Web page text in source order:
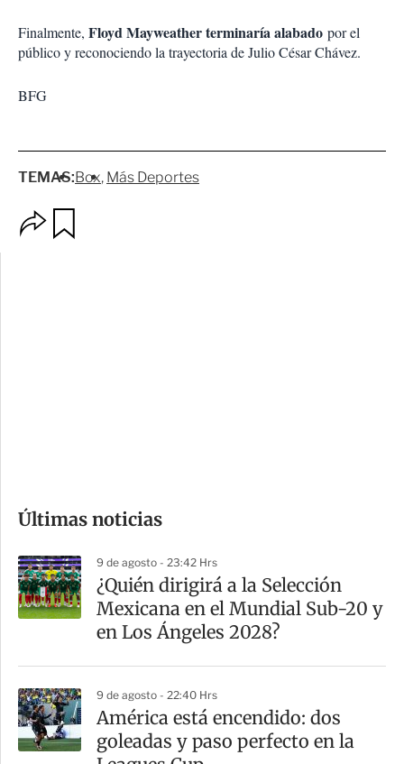
Finalmente, Floyd Mayweather terminaría alabado por el
público y reconociendo la trayectoria de Julio César Chávez.
BFG
TEMAS:Box Más Deportes
m
a
r
t
Últimas noticias
9 de agosto - 23:42 Hrs
¿Quién dirigirá a la Selección
Mexicana en el Mundial Sub-20 y
en Los Ángeles 2028?
9 de agosto - 22:40 Hrs
América está encendido: dos
goleadas y paso perfecto en la